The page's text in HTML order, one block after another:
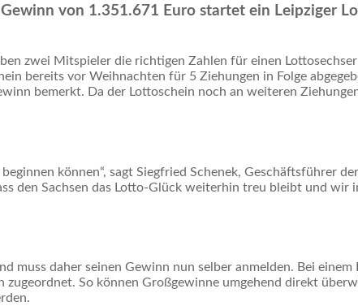
von 1.351.671 Euro startet ein Leipziger
zwei Mitspieler die richtigen Zahlen für einen
bereits vor Weihnachten für 5 Ziehungen in Folge
bemerkt. Da der Lottoschein noch an weiteren
können“, sagt Siegfried Schenek, Geschäftsführer
den Sachsen das Lotto-Glück weiterhin treu bleibt und wir
muss daher seinen Gewinn nun selber anmelden. Bei
So können Großgewinne umgehend direkt